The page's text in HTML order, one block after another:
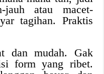
atau macet-
tagihan. Praktis
dan mudah. Gak
form yang ribet.